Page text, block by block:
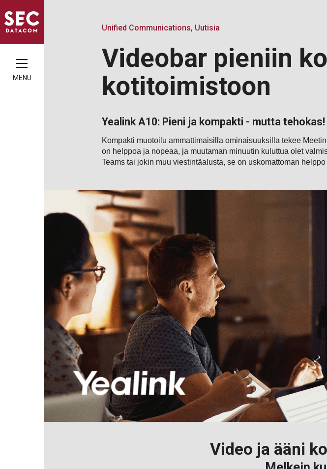
MENU
Unified Communications, Uutisia
Videobar pieniin
kotitoimistoon
Yealink A10: Pieni ja kompakti - mutta tehokas!
Kompakti muotoilu ammattimaisilla ominaisuuksilla tekee
on helppoa ja nopeaa, ja muutaman minuutin kuluttua olet
Teams tai jokin muu viestintäalusta, se on uskomattoman
Video ja ääni